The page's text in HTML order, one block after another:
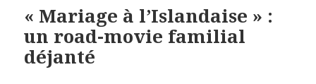
« Mariage à l’Islandaise » :
un road-movie familial
déjanté